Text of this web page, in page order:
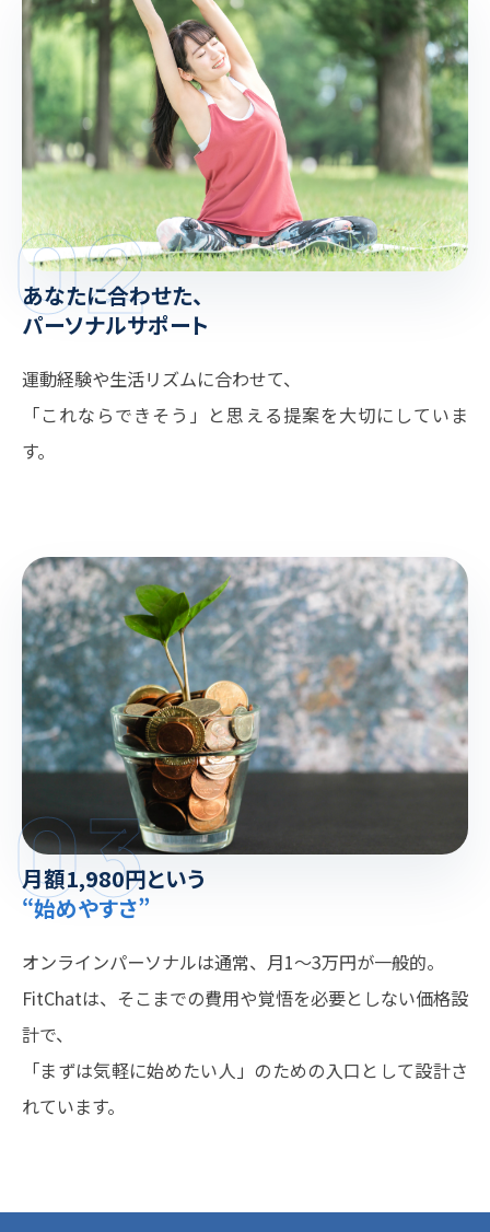
02
あなたに合わせた、
パーソナルサポート
運動経験や生活リズムに合わせて、
「これならできそう」と思える提案を大切にしていま
す。
03
月額1,980円という
“始めやすさ”
オンラインパーソナルは通常、月1〜3万円が一般的。
FitChatは、そこまでの費用や覚悟を必要としない価格設
計で、
「まずは気軽に始めたい人」のための入口として設計さ
れています。